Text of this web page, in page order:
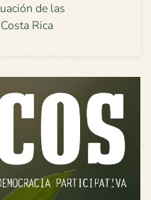
de las
Rica